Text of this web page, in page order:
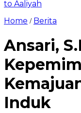
to Aaliyah
Home / Berita
Ansari,
Induk